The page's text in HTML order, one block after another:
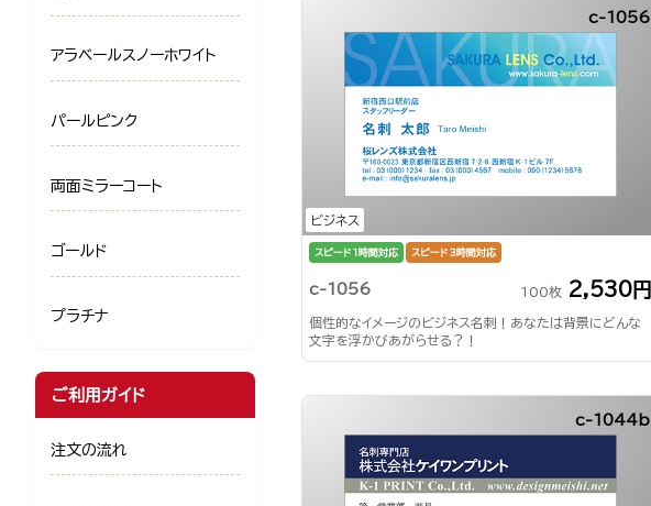
ビジネス
c-1056
スピード1時間対応 スピード3時間対応
c-1056 100枚 2,530円
個性的なイメージのビジネス名刺！あなたは背景にどんな
文字を浮かびあがらせる？！
c-1044b
アラベールスノーホワイト
パールピンク
両面ミラーコート
ゴールド
プラチナ
ご利用ガイド
注文の流れ